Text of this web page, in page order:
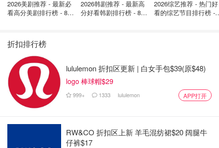
2026美剧推荐 - 最新必
看高分美剧排行榜 - 8月
2026韩剧推荐 - 最新高
分好看韩剧排行榜 - 8月
2026综艺推荐 - 热门好
看的综艺节目排行榜 -
折扣排行榜
lululemon 折扣区更新 | 白女手包$39(原$48)
logo 棒球帽$29
999+ 1333 lululemon APP打开
RW&CO 折扣区上新 羊毛混纺裙$20 阔腿牛
仔裤$17